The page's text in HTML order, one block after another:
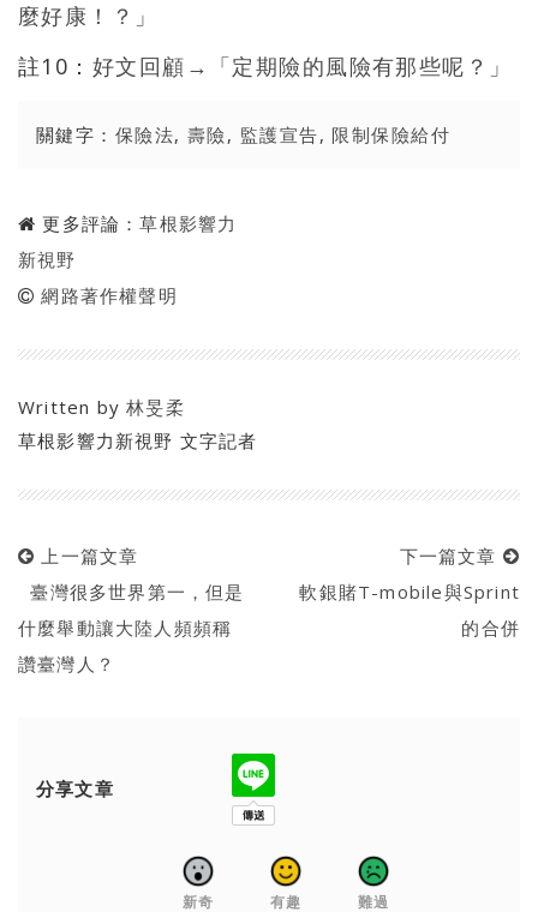
麼好康！？」
註10： 好文回顧→「定期險的風險有那些呢？」
關鍵字： 保險法, 壽險 , 監護宣告, 限制保險給付
更多評論：草根影響力
新視野
網路著作權聲明
Written by林旻柔
草根影響力新視野 文字記者
上一篇文章
臺灣很多世界第一，但是
什麼舉動讓大陸人頻頻稱
讚臺灣人？
下一篇文章
軟銀賭T-mobile與Sprint
的合併
分享文章
新奇 有趣 難過